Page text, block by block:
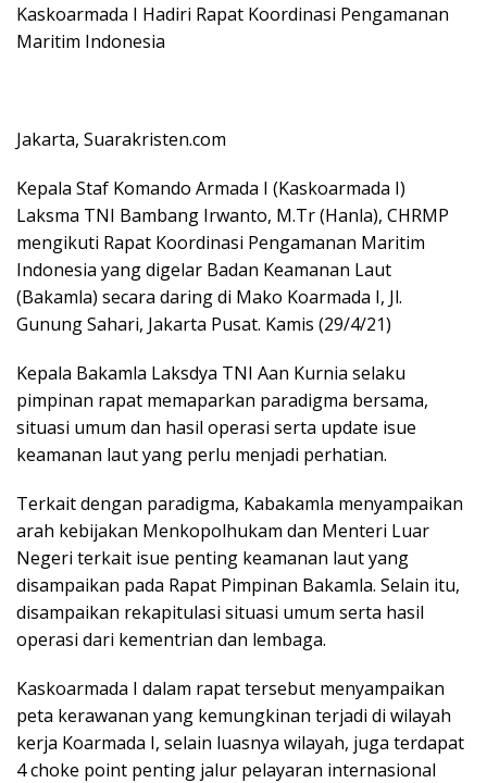
Kaskoarmada I Hadiri Rapat Koordinasi Pengamanan
Maritim Indonesia
Jakarta, Suarakristen.com
Kepala Staf Komando Armada I (Kaskoarmada I)
Laksma TNI Bambang Irwanto, M.Tr (Hanla), CHRMP
mengikuti Rapat Koordinasi Pengamanan Maritim
Indonesia yang digelar Badan Keamanan Laut
(Bakamla) secara daring di Mako Koarmada I, Jl.
Gunung Sahari, Jakarta Pusat. Kamis (29/4/21)
Kepala Bakamla Laksdya TNI Aan Kurnia selaku
pimpinan rapat memaparkan paradigma bersama,
situasi umum dan hasil operasi serta update isue
keamanan laut yang perlu menjadi perhatian.
Terkait dengan paradigma, Kabakamla menyampaikan
arah kebijakan Menkopolhukam dan Menteri Luar
Negeri terkait isue penting keamanan laut yang
disampaikan pada Rapat Pimpinan Bakamla. Selain itu,
disampaikan rekapitulasi situasi umum serta hasil
operasi dari kementrian dan lembaga.
Kaskoarmada I dalam rapat tersebut menyampaikan
peta kerawanan yang kemungkinan terjadi di wilayah
kerja Koarmada I, selain luasnya wilayah, juga terdapat
4 choke point penting jalur pelayaran internasional